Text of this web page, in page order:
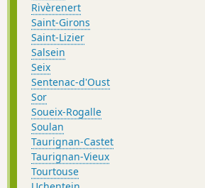
Rivèrenert
Saint-Girons
Saint-Lizier
Salsein
Seix
Sentenac-d'Oust
Sor
Soueix-Rogalle
Soulan
Taurignan-Castet
Taurignan-Vieux
Tourtouse